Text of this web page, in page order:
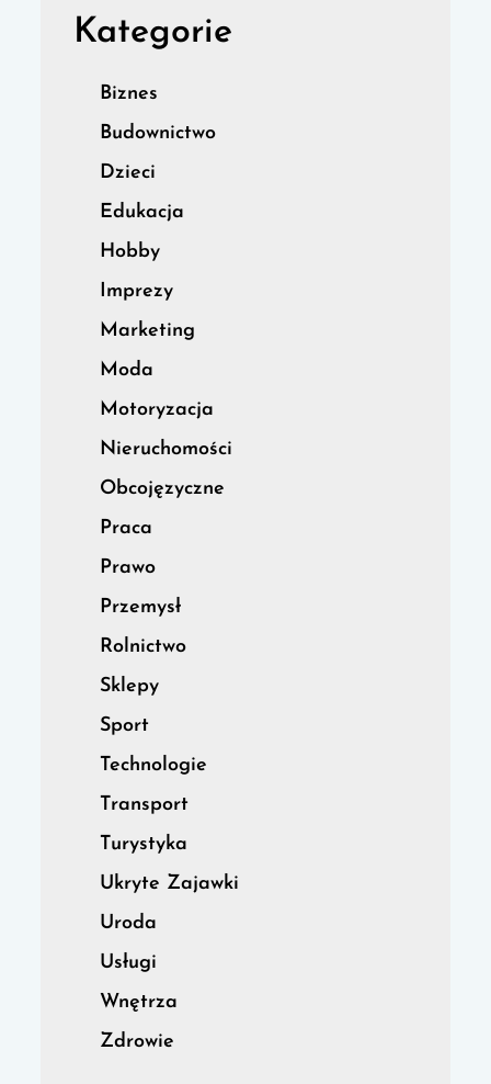
Kategorie
Biznes
Budownictwo
Dzieci
Edukacja
Hobby
Imprezy
Marketing
Moda
Motoryzacja
Nieruchomości
Obcojęzyczne
Praca
Prawo
Przemysł
Rolnictwo
Sklepy
Sport
Technologie
Transport
Turystyka
Ukryte Zajawki
Uroda
Usługi
Wnętrza
Zdrowie